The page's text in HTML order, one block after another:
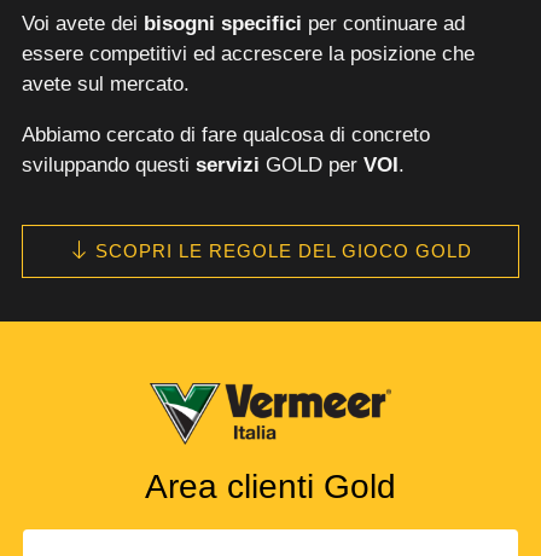
Voi avete dei bisogni specifici per continuare ad
essere competitivi ed accrescere la posizione che
avete sul mercato.
Abbiamo cercato di fare qualcosa di concreto
sviluppando questi servizi GOLD per VOI .
SCOPRI LE REGOLE DEL GIOCO GOLD
Area clienti Gold